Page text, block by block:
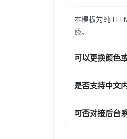
本模板为纯
线。
可以更换颜色
是否支持中文
可否对接后台